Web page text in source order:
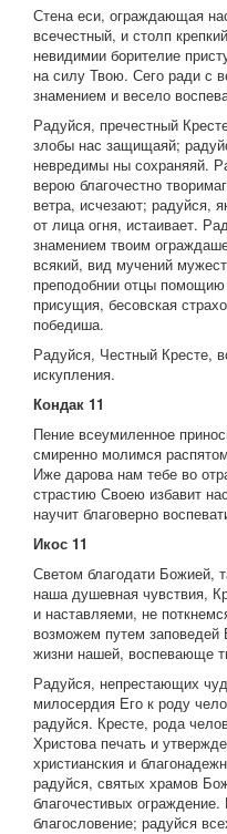
Стена еси, ограждающая
всечестный, и столп
невидимии борителие
на силу Твою. Сего ради с
знамением и весело
Радуйся, пречестный
злобы нас защищаяй;
невредимы ны сохраняяй.
верою благочестно
ветра, исчезают; радуйся,
от лица огня, истаивает.
знамением твоим
всякий, вид мучений
преподобнии отцы
присущия, бесовская
победиша.
Радуйся, Честный Кресте,
искупления.
Кондак 11
Пение всеумиленное
смиренно молимся
Иже дарова нам тебе во
страстию Своею избавит
научит благоверно
Икос 11
Светом благодати Божией,
наша душевная чувствия,
и наставляеми, не
возможем путем заповедей
жизни нашей, воспевающе
Радуйся, непрестающих
милосердия Его к роду
радуйся. Кресте, рода
Христова печать и
христианския и
радуйся, святых храмов
благочестивых
благословение; радуйся